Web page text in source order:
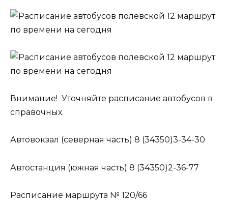
Внимание! Уточняйте расписание автобусов в
справочных.
Автовокзал (северная часть) 8 (34350)3-34-30
Автостанция (южная часть) 8 (34350)2-36-77
Расписание маршрута № 120/66